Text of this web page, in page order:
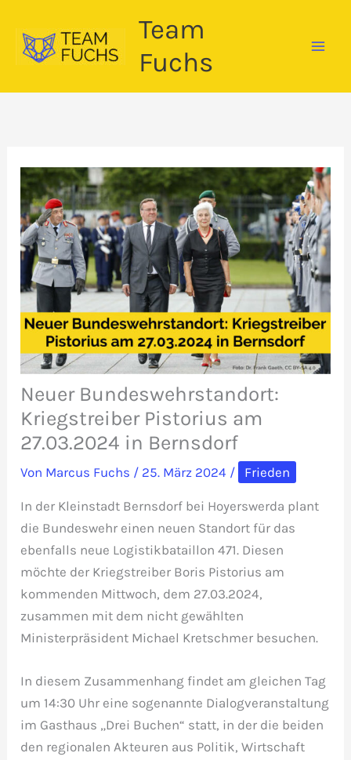
Inhalt
springen
Team
Fuchs
Neuer Bundeswehrstandort:
Kriegstreiber Pistorius am
27.03.2024 in Bernsdorf
Von Marcus Fuchs / 25. März 2024 / Frieden
In der Kleinstadt Bernsdorf bei Hoyerswerda plant
die Bundeswehr einen neuen Standort für das
ebenfalls neue Logistikbataillon 471. Diesen
möchte der Kriegstreiber Boris Pistorius am
kommenden Mittwoch, dem 27.03.2024,
zusammen mit dem nicht gewählten
Ministerpräsident Michael Kretschmer besuchen.
In diesem Zusammenhang findet am gleichen Tag
um 14:30 Uhr eine sogenannte Dialogveranstaltung
im Gasthaus „Drei Buchen“ statt, in der die beiden
den regionalen Akteuren aus Politik, Wirtschaft